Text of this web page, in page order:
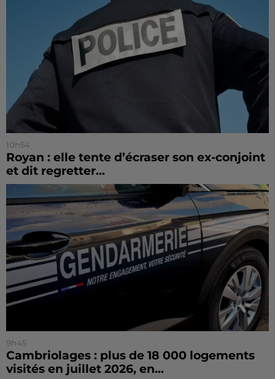
10h54
Royan : elle tente d’écraser son ex-conjoint
et dit regretter...
9h45
Cambriolages : plus de 18 000 logements
visités en juillet 2026, en...